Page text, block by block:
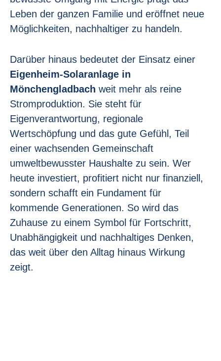
Leben der ganzen Familie und eröffnet neue
Möglichkeiten, nachhaltiger zu handeln.
Darüber hinaus bedeutet der Einsatz einer
Eigenheim-Solaranlage in
Mönchengladbach weit mehr als reine
Stromproduktion. Sie steht für
Eigenverantwortung, regionale
Wertschöpfung und das gute Gefühl, Teil
einer wachsenden Gemeinschaft
umweltbewusster Haushalte zu sein. Wer
heute investiert, profitiert nicht nur finanziell,
sondern schafft ein Fundament für
kommende Generationen. So wird das
Zuhause zu einem Symbol für Fortschritt,
Unabhängigkeit und nachhaltiges Denken,
das weit über den Alltag hinaus Wirkung
zeigt.